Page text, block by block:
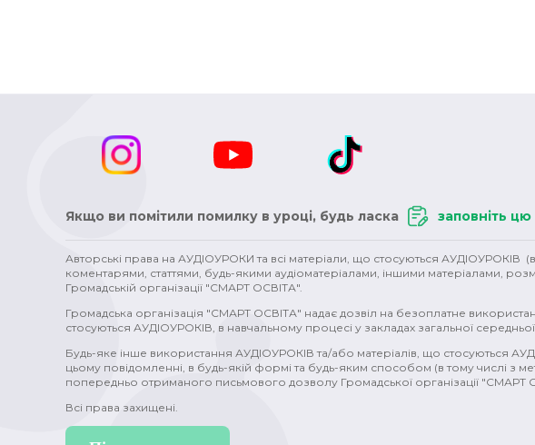
Якщо ви помітили помилку в уроці, будь ласка заповніть
Авторські права на АУДІОУРОКИ та всі матеріали, що стосуються АУДІОУРОКІВ
коментарями, статтями, будь-якими аудіоматеріалами, іншими матеріалами,
Громадській організації "СМАРТ ОСВІТА".
Громадська організація "СМАРТ ОСВІТА" надає дозвіл на безоплатне
стосуються АУДІОУРОКІВ, в навчальному процесі у закладах загальної середньої
Будь-яке інше використання АУДІОУРОКІВ та/або матеріалів, що стосуються
цьому повідомленні, в будь-якій формі та будь-яким способом (в тому числі з
попередньо отриманого письмового дозволу Громадської організації
Всі права захищені.